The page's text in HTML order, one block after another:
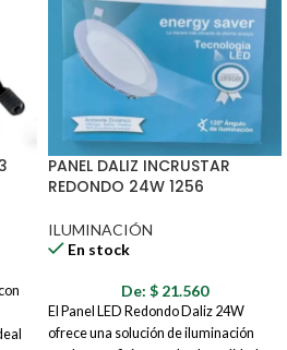
PANEL DALIZ INCRUSTAR
REDONDO 24W 1256
ILUMINACIÓN
En stock
De: $ 21.560
El Panel LED Redondo Daliz 24W
ofrece una solución de iluminación